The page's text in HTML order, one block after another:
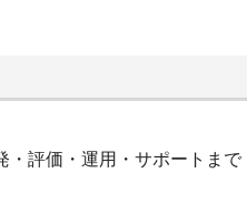
・評価・運用・サポートまで